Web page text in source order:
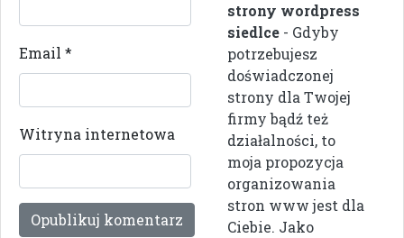
Email *
Witryna internetowa
strony wordpress
siedlce - Gdyby
potrzebujesz
doświadczonej
strony dla Twojej
firmy bądź też
działalności, to
moja propozycja
organizowania
stron www jest dla
Ciebie. Jako